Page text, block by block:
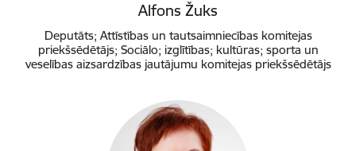
Alfons Žuks
Deputāts; Attīstības un tautsaimniecības komitejas
priekšsēdētājs; Sociālo; izglītības; kultūras; sporta un
veselības aizsardzības jautājumu komitejas priekšsēdētājs